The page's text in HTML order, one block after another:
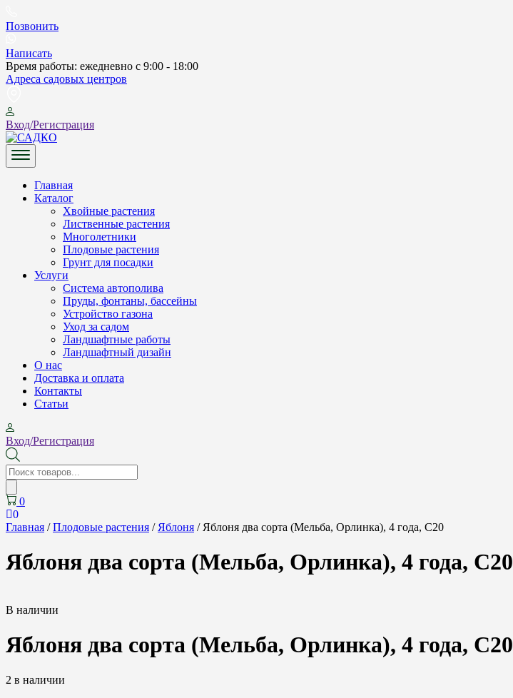
to
Позвонить
Написать
Время работы: ежедневно с 9:00 - 18:00
Адреса садовых центров
Вход/Регистрация
САДКО
Главная
Каталог
Хвойные растения
Лиственные растения
Многолетники
Плодовые растения
Грунт для посадки
Услуги
Система автополива
Пруды, фонтаны, бассейны
Устройство газона
Уход за садом
Ландшафтные работы
Ландшафтный дизайн
О нас
Доставка и оплата
Контакты
Cтатьи
Вход/Регистрация
Поиск
товаров
0
0
Главная /Плодовые растения / Яблоня / Яблоня два сорта (Мельба, Орлинка), 4 года, С20
Яблоня два сорта (Мельба, Орлинка), 4 года, С20
В наличии
Яблоня два сорта (Мельба, Орлинка), 4 года, С20
2 в наличии